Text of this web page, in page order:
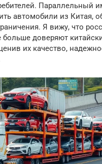
Параллельный
автомобили из Китая,
Я вижу, что
больше доверяют
их качество,